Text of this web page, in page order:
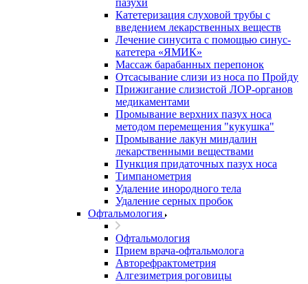
пазухи
Катетеризация слуховой трубы с
введением лекарственных веществ
Лечение синусита с помощью синус-
катетера «ЯМИК»
Массаж барабанных перепонок
Отсасывание слизи из носа по Пройду
Прижигание слизистой ЛОР-органов
медикаментами
Промывание верхних пазух носа
методом перемещения "кукушка"
Промывание лакун миндалин
лекарственными веществами
Пункция придаточных пазух носа
Тимпанометрия
Удаление инородного тела
Удаление серных пробок
Офтальмология
Офтальмология
Прием врача-офтальмолога
Авторефрактометрия
Алгезиметрия роговицы